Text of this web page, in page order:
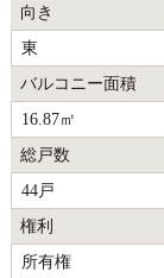
向き
東
バルコニー面積
16.87㎡
総戸数
44戸
権利
所有権